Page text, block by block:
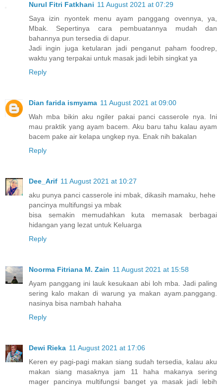
Nurul Fitri Fatkhani 11 August 2021 at 07:29
Saya izin nyontek menu ayam panggang ovennya, ya,
Mbak. Sepertinya cara pembuatannya mudah dan
bahannya pun tersedia di dapur.
Jadi ingin juga ketularan jadi penganut paham foodrep,
waktu yang terpakai untuk masak jadi lebih singkat ya
Reply
Dian farida ismyama 11 August 2021 at 09:00
Wah mba bikin aku ngiler pakai panci casserole nya. Ini
mau praktik yang ayam bacem. Aku baru tahu kalau ayam
bacem pake air kelapa ungkep nya. Enak nih bakalan
Reply
Dee_Arif 11 August 2021 at 10:27
aku punya panci casserole ini mbak, dikasih mamaku, hehe
pancinya multifungsi ya mbak
bisa semakin memudahkan kuta memasak berbagai
hidangan yang lezat untuk Keluarga
Reply
Noorma Fitriana M. Zain 11 August 2021 at 15:58
Ayam panggang ini lauk kesukaan abi loh mba. Jadi paling
sering kalo makan di warung ya makan ayam.panggang.
nasinya bisa nambah hahaha
Reply
Dewi Rieka 11 August 2021 at 17:06
Keren ey pagi-pagi makan siang sudah tersedia, kalau aku
makan siang masaknya jam 11 haha makanya sering
mager pancinya multifungsi banget ya masak jadi lebih